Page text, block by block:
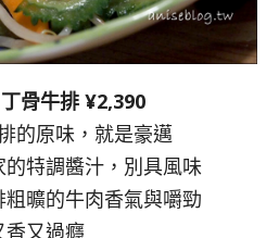
骨牛排 ¥2,390
的原味，就是豪邁
特調醬汁，別具風味
曠的牛肉香氣與嚼勁
香又過癮